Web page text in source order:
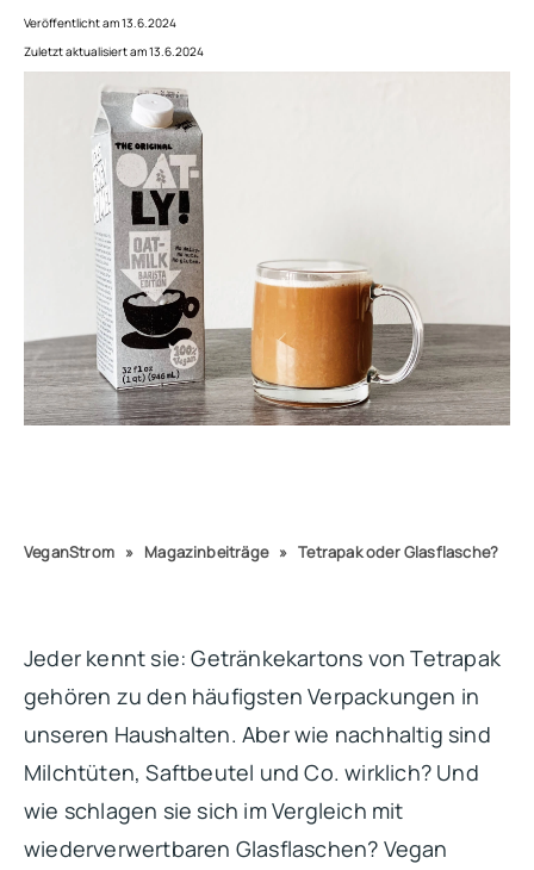
Veröffentlicht am 13.6.2024
Zuletzt aktualisiert am 13.6.2024
VeganStrom » Magazinbeiträge » Tetrapak oder Glasflasche?
Jeder kennt sie: Getränkekartons von Tetrapak
gehören zu den häufigsten Verpackungen in
unseren Haushalten. Aber wie nachhaltig sind
Milchtüten, Saftbeutel und Co. wirklich? Und
wie schlagen sie sich im Vergleich mit
wiederverwertbaren Glasflaschen? Vegan